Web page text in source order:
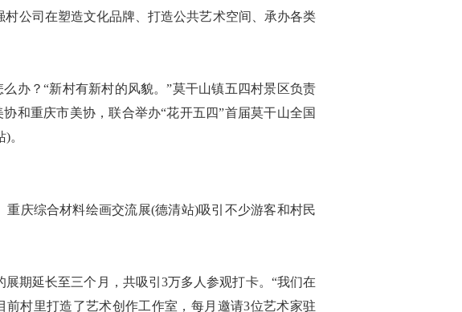
公司在塑造文化品牌、打造公共艺术空间、承办各类
？“新村有新村的风貌。”莫干山镇五四村景区负责
和重庆市美协，联合举办“花开五四”首届莫干山全国
。
庆综合材料绘画交流展(德清站)吸引不少游客和村民
延长至三个月，共吸引3万多人参观打卡。“我们在
村里打造了艺术创作工作室，每月邀请3位艺术家驻